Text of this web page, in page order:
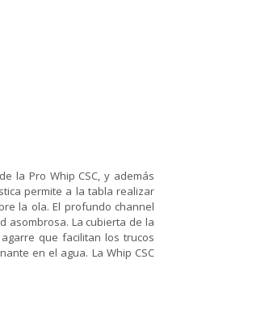
la Pro Whip CSC, y además
permite a la tabla realizar
la ola. El profundo channel
asombrosa. La cubierta de la
que facilitan los trucos
en el agua. La Whip CSC